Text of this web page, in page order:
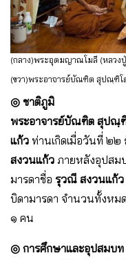
(กลาง)พระอุดมญาณโมลี (หลวง
(ขวา)พระอาจารย์บัณฑิต สุปณฺฑิโ
◎ ชาติภูมิ
พระอาจารย์บัณฑิต สุปณฺ
แก้ว ท่านเกิดเมื่อวันที่ ๒
สงวนแก้ว ภายหลังอุปสม
มารดาชื่อ รุวณี สงวนแก้ว
บิดามารดา จำนวนทั้งหม
๑ คน
◎ การศึกษาและอุปสมบท